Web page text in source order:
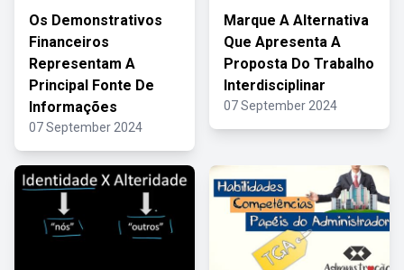
Os Demonstrativos
Financeiros
Representam A
Principal Fonte De
Informações
07 September 2024
Marque A Alternativa
Que Apresenta A
Proposta Do Trabalho
Interdisciplinar
07 September 2024